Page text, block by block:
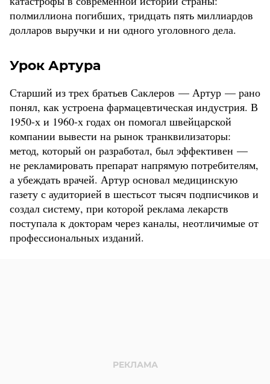
полмиллиона погибших, тридцать пять миллиардов
долларов выручки и ни одного уголовного дела.
Урок Артура
Старший из трех братьев Саклеров — Артур — рано
понял, как устроена фармацевтическая индустрия. В
1950-х и 1960-х годах он помогал швейцарской
компании вывести на рынок транквилизаторы:
метод, который он разработал, был эффективен —
не рекламировать препарат напрямую потребителям,
а убеждать врачей. Артур основал медицинскую
газету с аудиторией в шестьсот тысяч подписчиков и
создал систему, при которой реклама лекарств
поступала к докторам через каналы, неотличимые от
профессиональных изданий.